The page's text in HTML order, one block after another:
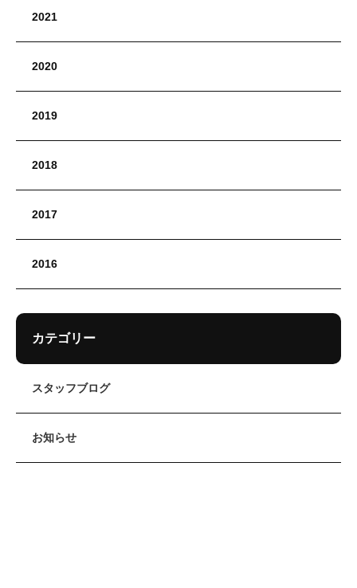
2021
2020
2019
2018
2017
2016
カテゴリー
スタッフブログ
お知らせ